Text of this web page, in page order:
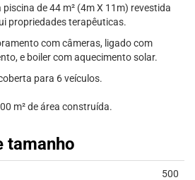
de 44 m² (4m X 11m) revestida
propriedades terapêuticas.
com câmeras, ligado com
e boiler com aquecimento solar.
para 6 veículos.
m² de área construída.
tamanho
500